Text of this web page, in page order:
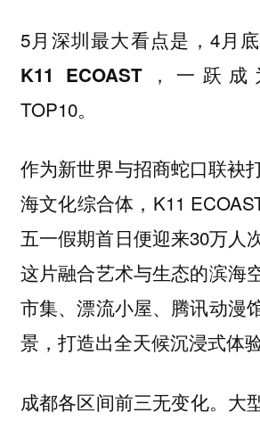
5月深圳最大看点是，4月
K11 ECOAST ，一跃
TOP10。
作为新世界与招商蛇口联袂
海文化综合体，K11
五一假期首日便迎来30万人
这片融合艺术与生态的滨海
市集、漂流小屋、腾讯动漫
景，打造出全天候沉浸式体验
成都各区间前三无变化。大